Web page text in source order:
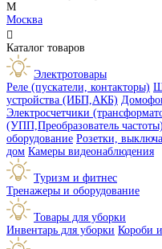
М
Москва

Каталог товаров
Электротовары
Реле (пускатели, контакторы)
устройства (ИБП,АКБ)
Электросчетчики
(УПП,Преобразователь частоты)
оборудование Розетки,
дом Камеры видеонаблюдения
Туризм и фитнес
Тренажеры и оборудование
Товары для уборки
Инвентарь для уборки Короби